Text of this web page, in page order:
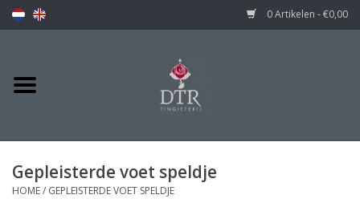
0 Artikelen - €0,00
Gepleisterde voet speldje
HOME/ GEPLEISTERDE VOET SPELDJE